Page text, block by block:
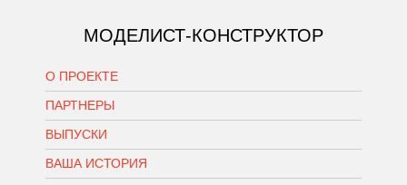
МОДЕЛИСТ-КОНСТРУКТОР
О ПРОЕКТЕ
ПАРТНЕРЫ
ВЫПУСКИ
ВАША ИСТОРИЯ